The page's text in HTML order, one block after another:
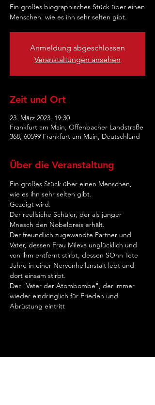
Ein großes biographisches Stück über einen
Menschen, wie es ihn sehr selten gibt.
Anmeldung abgeschlossen
Veranstaltungen ansehen
Zeit und Ort
23. März 2023, 19:30
Frankfurt am Main, Offenbacher Landstraße
368, 60599 Frankfurt am Main, Deutschland
Über die Veranstaltung
Ein großes Stück über einen Menschen,
wie es ihn sehr selten gibt.
Gezeigt wird:
Der reellsiche Schüler, der als junger
Mnesch den Nobelpreis erhält.
Der freundlich zugewandte Partner und
Vater, dessen Frau Mileva unglücklich und
von ihm entfernt stirbt, dessen SOhn Tete
Jahre in einer Nervenheilanstalt lebt und
dort einsam stirbt.
Der "Vater der Atombombe", der immer
wieder eindringlich für Frieden und
Abrüstung eintritt